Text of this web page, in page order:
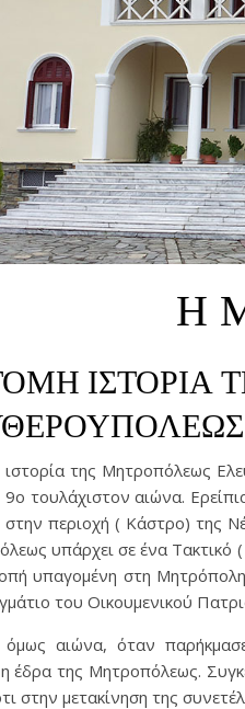
Η
ΙΣΤΟΡΙΑ
ιστορία της Μητροπόλεως
9ο τουλάχιστον αιώνα.
στην περιοχή ( Κάστρο) της
υπάρχει σε ένα
υπαγομένη στη
του Οικουμενικού
αιώνα, όταν
έδρα της Μητροπόλεως.
στην μετακίνηση της